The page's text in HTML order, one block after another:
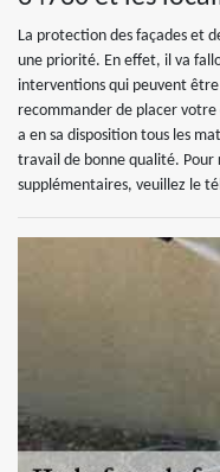
La protection des façades et
une priorité. En effet, il va
interventions qui peuvent
recommander de placer votre
a en sa disposition tous les
travail de bonne qualité. Pour
supplémentaires, veuillez le